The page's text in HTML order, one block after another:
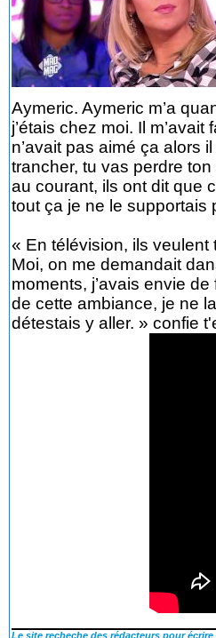
Aymeric. Aymeric m’a
j’étais chez moi. Il
n’avait pas aimé ça alors
trancher, tu vas perdre
au courant, ils ont dit que
tout ça je ne le supportais
« En télévision, ils veulent
Moi, on me demandait
moments, j’avais envie
de cette ambiance, je ne
détestais y aller. » confie
Le site recheche des rédacteurs pour